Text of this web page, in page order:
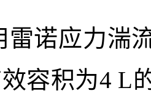
雷诺应力湍
容积为4 L